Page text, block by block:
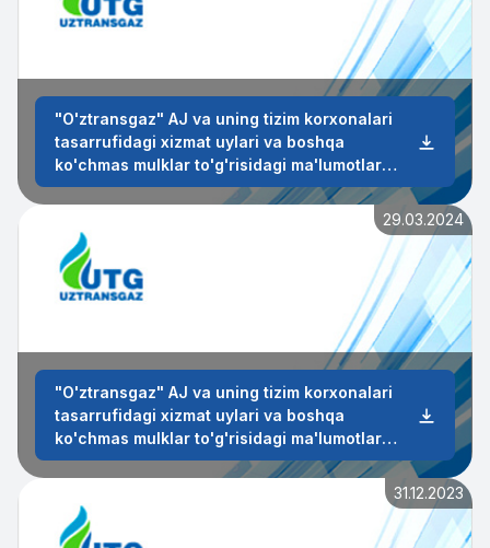
"O'ztransgaz" AJ va uning tizim korxonalari
tasarrufidagi xizmat uylari va boshqa
ko'chmas mulklar to'g'risidagi ma'lumotlar
2024-yil 2-chorak
29.03.2024
"O'ztransgaz" AJ va uning tizim korxonalari
tasarrufidagi xizmat uylari va boshqa
ko'chmas mulklar to'g'risidagi ma'lumotlar
2024-yil 1-chorak
31.12.2023